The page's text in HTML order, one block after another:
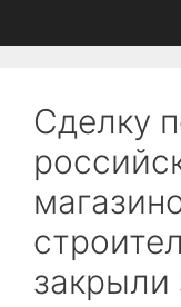
Сделку
закрыли